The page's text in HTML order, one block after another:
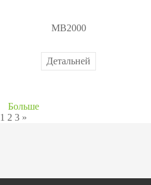
MB2000
Детальней
Больше
1 2 3 »